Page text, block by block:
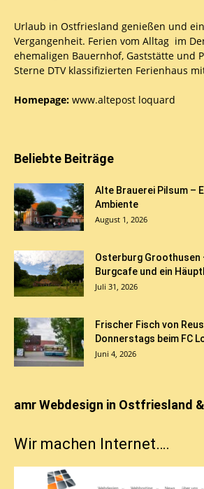
Urlaub in Ostfriesland genießen und
Vergangenheit. Ferien vom Alltag im
ehemaligen Bauernhof, Gaststätte und
Sterne DTV klassifizierten Ferienhaus
Homepage: www.altepost loquard
Beliebte Beiträge
Alte Brauerei Pilsum –
Ambiente
August 1, 2026
Osterburg Groothusen
Burgcafe und ein
Juli 31, 2026
Frischer Fisch von
Donnerstags beim FC
Juni 4, 2026
amr Webdesign in Ostfriesland
Wir machen Internet….